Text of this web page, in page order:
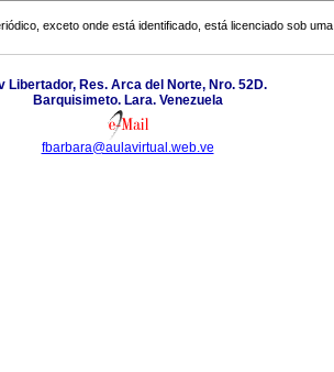
exceto onde está identificado, está licenciado sob uma
Libertador, Res. Arca del Norte, Nro. 52D.
Barquisimeto. Lara. Venezuela
fbarbara@aulavirtual.web.ve